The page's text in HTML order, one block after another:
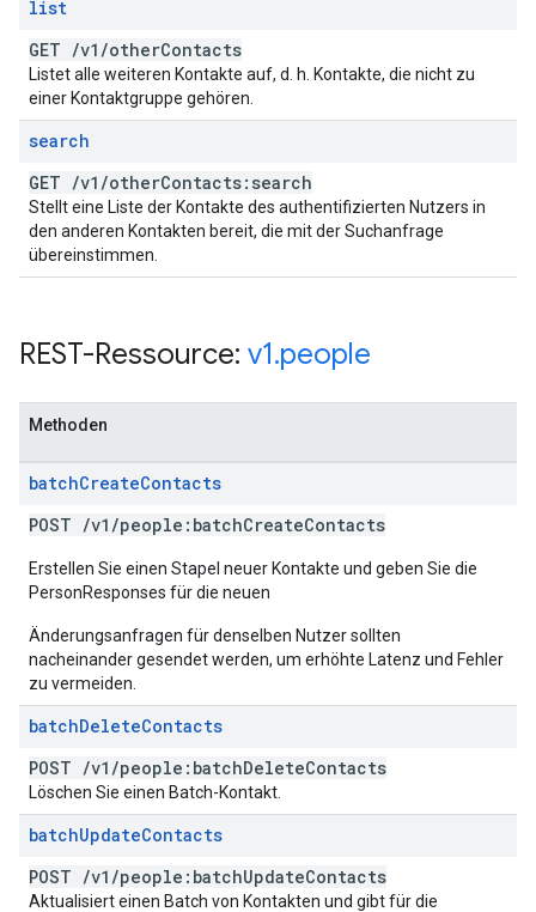
list
GET /v1 /otherContacts
Listet alle weiteren Kontakte auf, d. h. Kontakte, die nicht zu
einer Kontaktgruppe gehören.
search
GET /v1 /otherContacts:search
Stellt eine Liste der Kontakte des authentifizierten Nutzers in
den anderen Kontakten bereit, die mit der Suchanfrage
übereinstimmen.
REST-Ressource: v1.people
Methoden
batchCreateContacts
POST /v1 /people:batchCreateContacts
Erstellen Sie einen Stapel neuer Kontakte und geben Sie die
PersonResponses für die neuen
Änderungsanfragen für denselben Nutzer sollten
nacheinander gesendet werden, um erhöhte Latenz und Fehler
zu vermeiden.
batchDeleteContacts
POST /v1 /people:batchDeleteContacts
Löschen Sie einen Batch-Kontakt.
batchUpdateContacts
POST /v1 /people:batchUpdateContacts
Aktualisiert einen Batch von Kontakten und gibt für die